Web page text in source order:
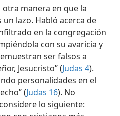
otra manera en que la
lazo. Habló acerca de
en la congregación
con su avaricia y
ser falsos a
Jesucristo” (Judas 4).
personalidades en el
(Judas 16). No
lo siguiente: